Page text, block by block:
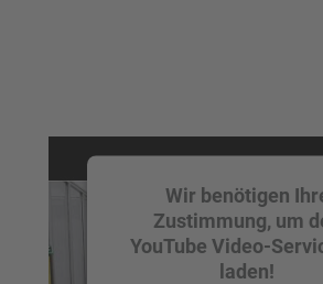
Wir benötigen
Zustimmung, um
YouTube Video-
laden!